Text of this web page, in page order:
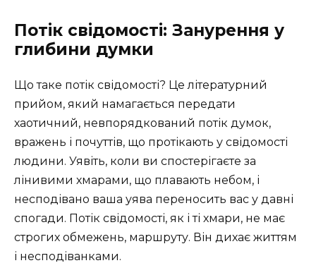
Потік свідомості: Занурення у
глибини думки
Що таке потік свідомості? Це літературний
прийом, який намагається передати
хаотичний, невпорядкований потік думок,
вражень і почуттів, що протікають у свідомості
людини. Уявіть, коли ви спостерігаєте за
лінивими хмарами, що плавають небом, і
несподівано ваша уява переносить вас у давні
спогади. Потік свідомості, як і ті хмари, не має
строгих обмежень, маршруту. Він дихає життям
і несподіванками.